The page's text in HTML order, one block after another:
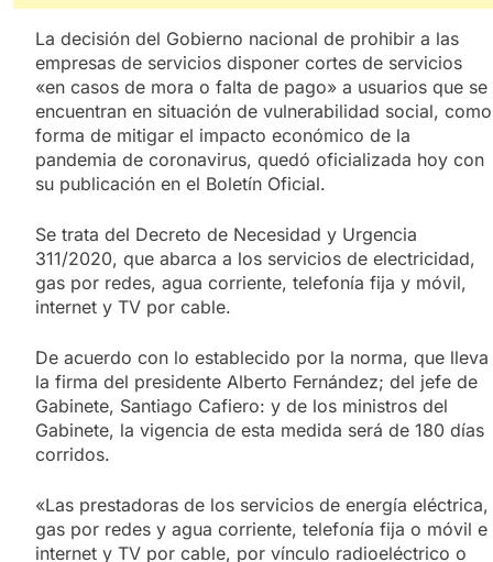
La decisión del Gobierno nacional de prohibir a las
empresas de servicios disponer cortes de servicios
«en casos de mora o falta de pago» a usuarios que se
encuentran en situación de vulnerabilidad social, como
forma de mitigar el impacto económico de la
pandemia de coronavirus, quedó oficializada hoy con
su publicación en el Boletín Oficial.
Se trata del Decreto de Necesidad y Urgencia
311/2020, que abarca a los servicios de electricidad,
gas por redes, agua corriente, telefonía fija y móvil,
internet y TV por cable.
De acuerdo con lo establecido por la norma, que lleva
la firma del presidente Alberto Fernández; del jefe de
Gabinete, Santiago Cafiero: y de los ministros del
Gabinete, la vigencia de esta medida será de 180 días
corridos.
«Las prestadoras de los servicios de energía eléctrica,
gas por redes y agua corriente, telefonía fija o móvil e
internet y TV por cable, por vínculo radioeléctrico o